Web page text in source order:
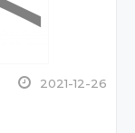
2021-12-26